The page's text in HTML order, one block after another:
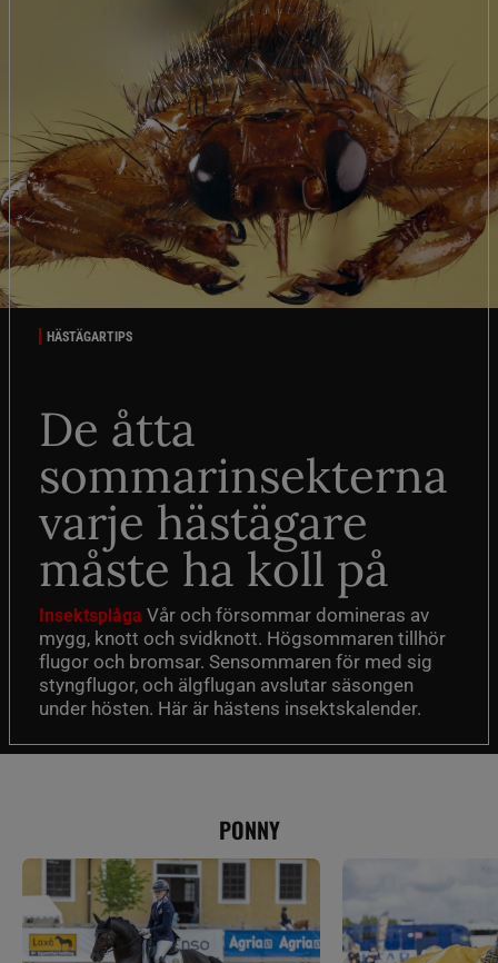
HÄSTÄGARTIPS
De åtta
sommarinsekterna
varje hästägare
måste ha koll på
Insektsplåga Vår och försommar domineras av
mygg, knott och svidknott. Högsommaren tillhör
flugor och bromsar. Sensommaren för med sig
styngflugor, och älgflugan avslutar säsongen
under hösten. Här är hästens insektskalender.
PONNY